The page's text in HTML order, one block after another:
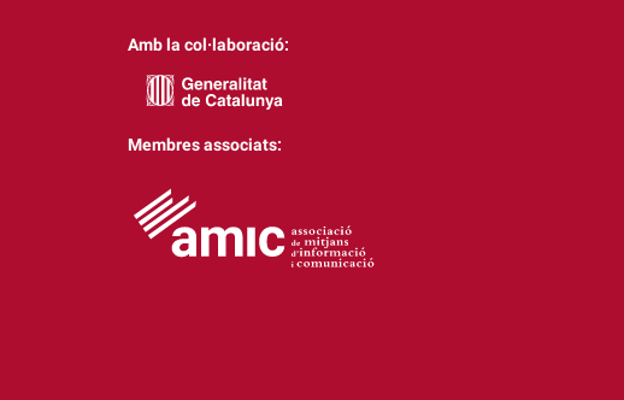
Amb la col·laboració:
Membres associats: